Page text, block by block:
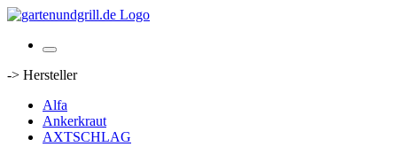
-> Hersteller
Alfa
Ankerkraut
AXTSCHLAG